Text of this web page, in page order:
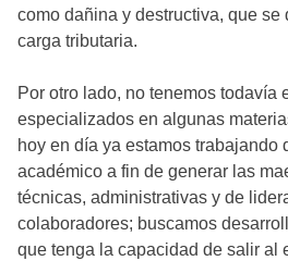
como dañina y destructiva, que se
carga tributaria.
Por otro lado, no tenemos todavía
especializados en algunas
hoy en día ya estamos trabajando
académico a fin de generar las
técnicas, administrativas y de
colaboradores; buscamos
que tenga la capacidad de salir al